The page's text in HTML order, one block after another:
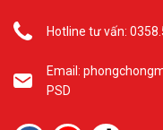
Hotline tư vấn:
Email:
PSD